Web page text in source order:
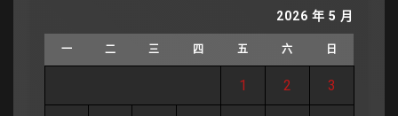
2026 年 5 月
一 二 三 四 五 六 日
1 2 3